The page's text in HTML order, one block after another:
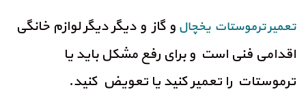
تعمیر ترموستات یخچال و گاز و دیگر دیگر لوازم خانگی
اقدامی فنی است و برای رفع مشکل باید یا
ترموستات را تعمیر کنید یا تعویض کنید.